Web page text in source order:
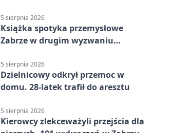
5 sierpnia 2026
Książka spotyka przemysłowe
Zabrze w drugim wyzwaniu
5 sierpnia 2026
Dzielnicowy odkrył przemoc w
domu. 28-latek trafił do aresztu
5 sierpnia 2026
Kierowcy zlekceważyli przejścia dla